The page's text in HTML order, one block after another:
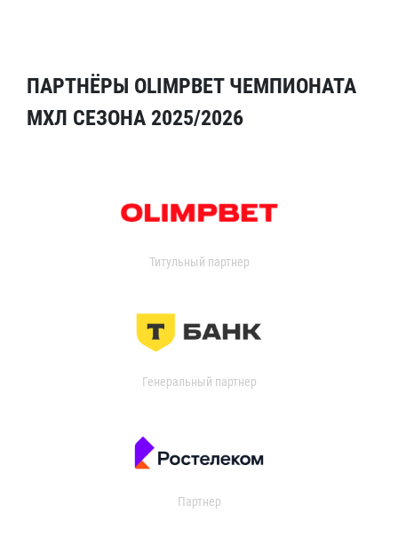
ПАРТНЁРЫ OLIMPBET ЧЕМПИОНАТА
МХЛ СЕЗОНА 2025/2026
Титульный партнер
Генеральный партнер
Партнер